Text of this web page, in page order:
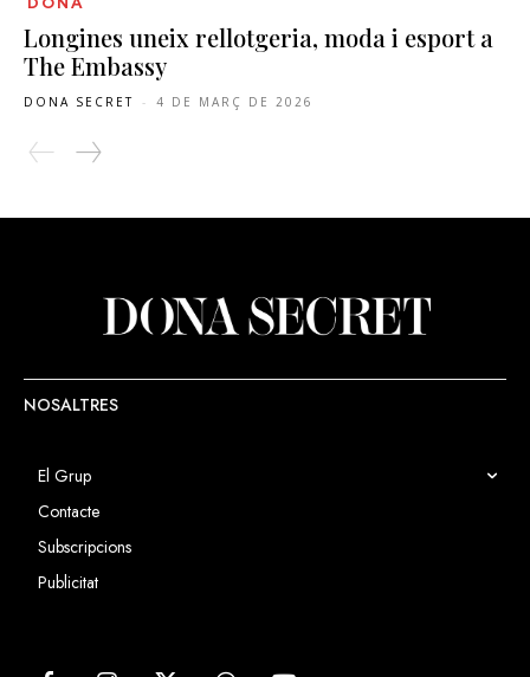
Longines uneix rellotgeria, moda i esport a
The Embassy
DONA SECRET - 4 DE MARÇ DE 2026
NOSALTRES
El Grup
Contacte
Subscripcions
Publicitat